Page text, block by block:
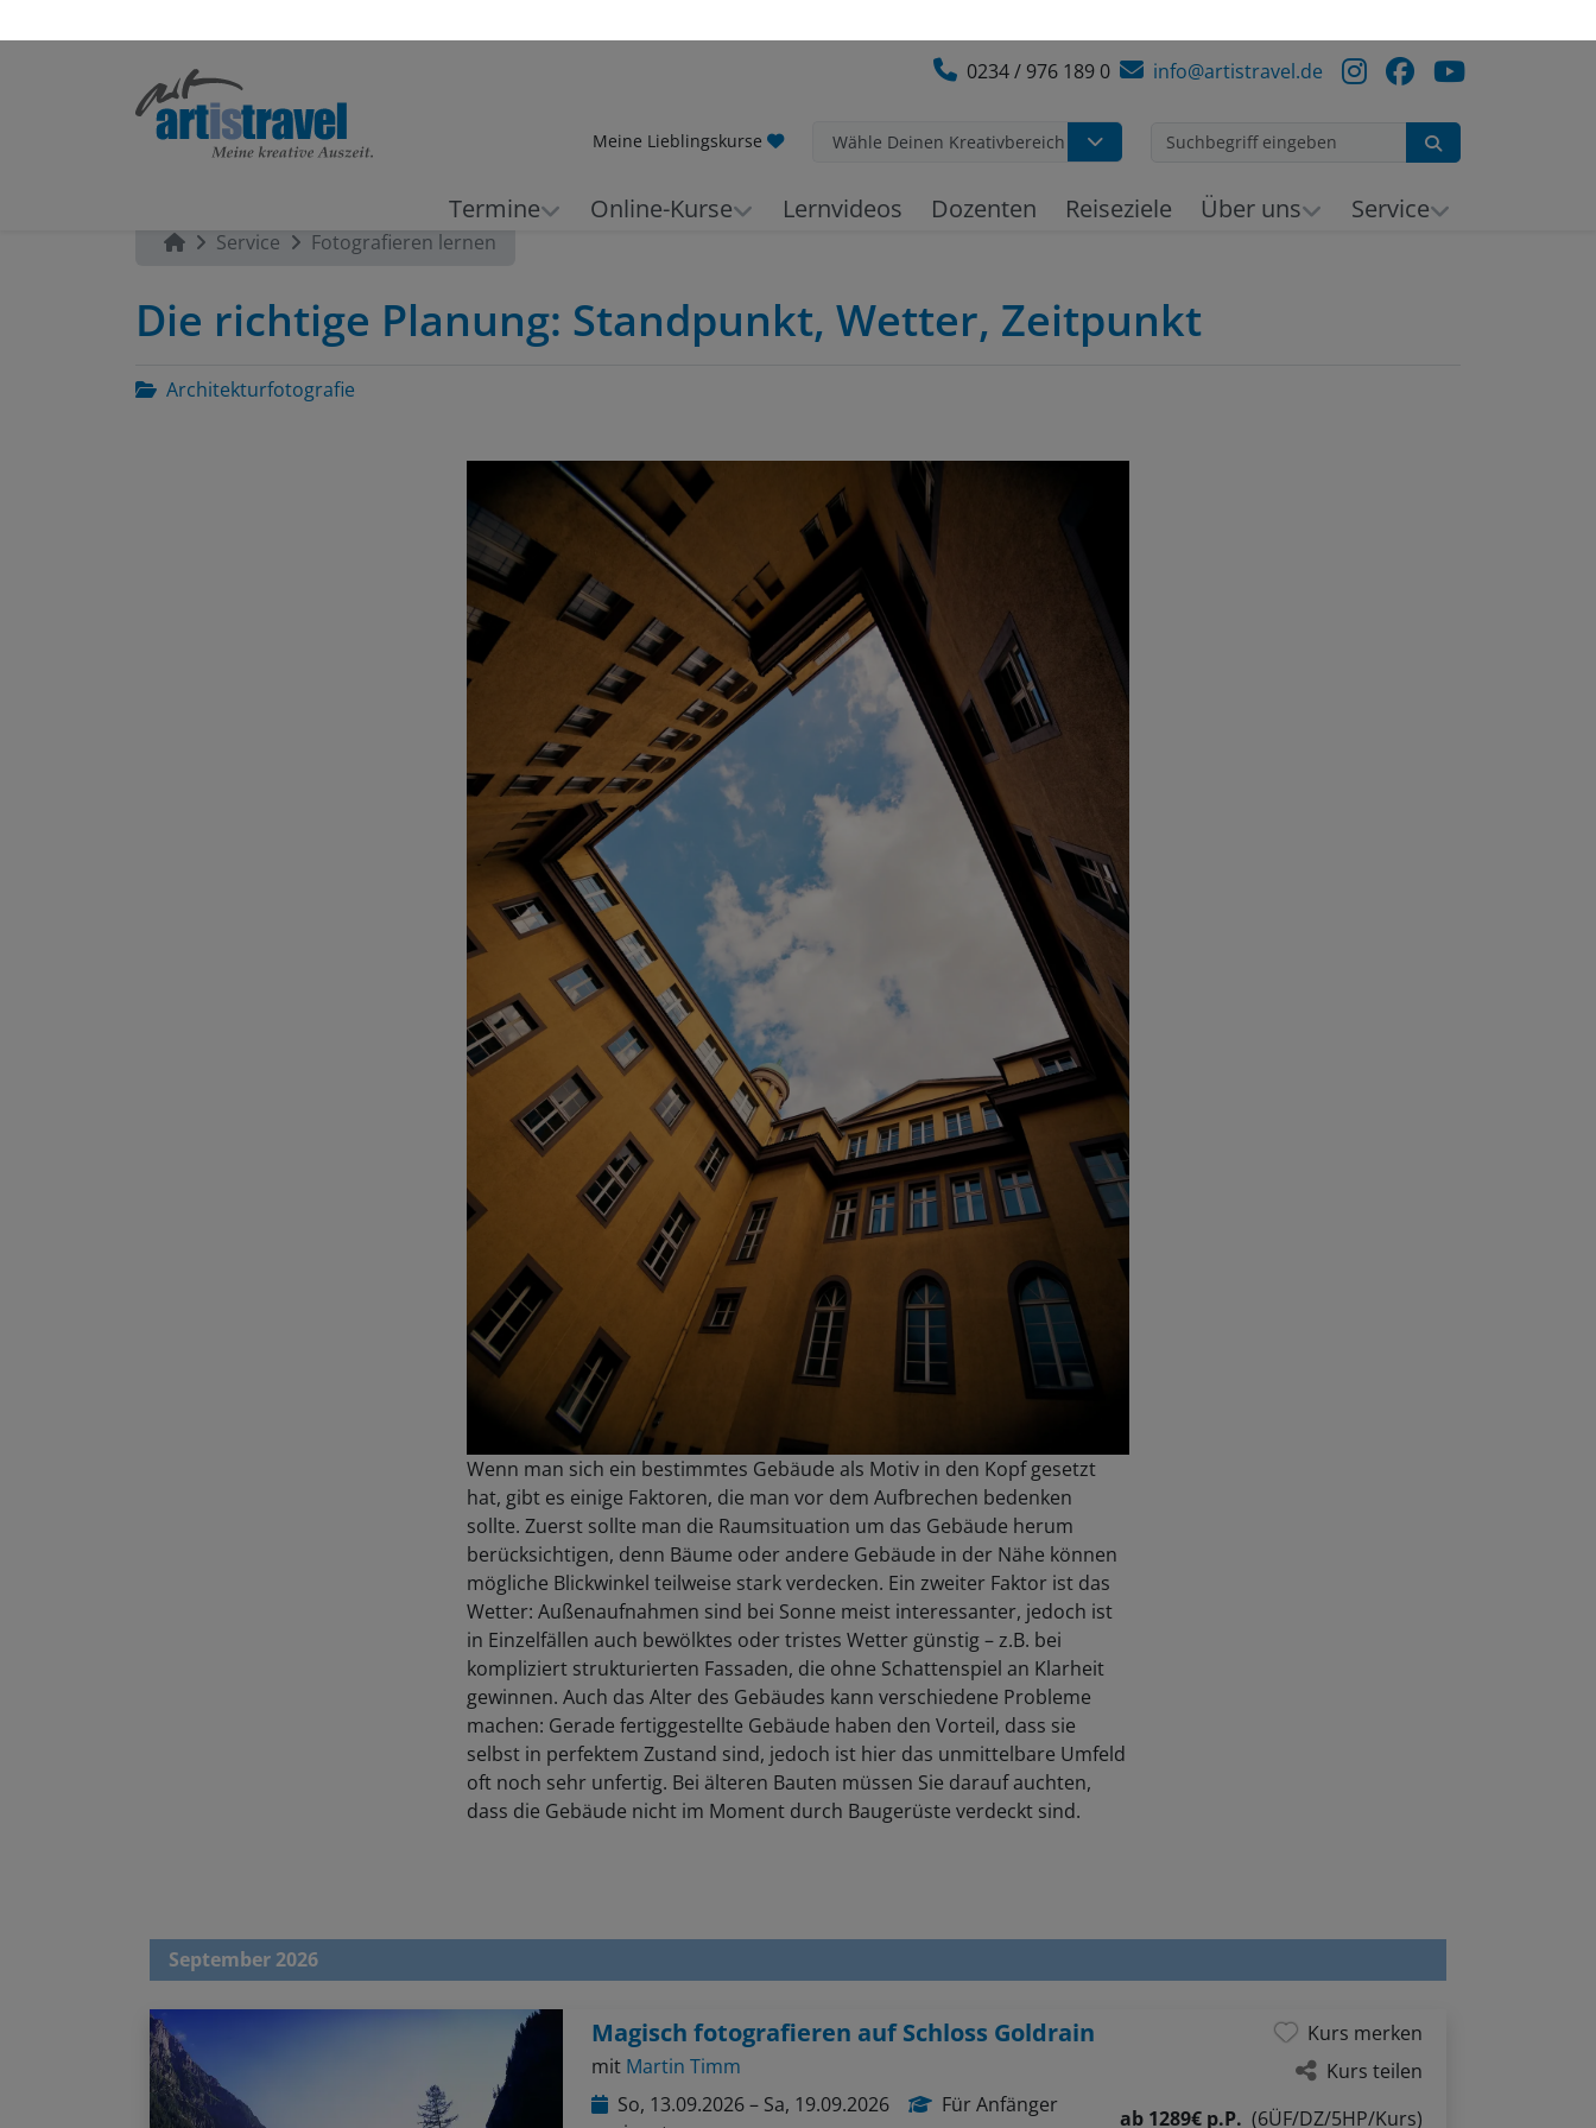
Reiseziele Service
Service Fotografieren lernen
Die richtige Planung: Standpunkt, Wetter, Zeitpunkt
Architekturfotografie
Wenn man sich ein bestimmtes Gebäude als Motiv in den Kopf gesetzt
hat, gibt es einige Faktoren, die man vor dem Aufbrechen bedenken
sollte. Zuerst sollte man die Raumsituation um das Gebäude herum
berücksichtigen, denn Bäume oder andere Gebäude in der Nähe können
mögliche Blickwinkel teilweise stark verdecken. Ein zweiter Faktor ist das
Wetter: Außenaufnahmen sind bei Sonne meist interessanter, jedoch ist
in Einzelfällen auch bewölktes oder tristes Wetter günstig – z.B. bei
kompliziert strukturierten Fassaden, die ohne Schattenspiel an Klarheit
gewinnen. Auch das Alter des Gebäudes kann verschiedene Probleme
machen: Gerade fertiggestellte Gebäude haben den Vorteil, dass sie
selbst in perfektem Zustand sind, jedoch ist hier das unmittelbare Umfeld
oft noch sehr unfertig. Bei älteren Bauten müssen Sie darauf auchten,
dass die Gebäude nicht im Moment durch Baugerüste verdeckt sind.
September 2026
Magisch fotografieren auf Schloss Goldrain
mit Martin Timm
So, 13.09.2026 – Sa, 19.09.2026
Für Anfänger
Kurs merken
Kurs teilen
ab 1289€ p.P. (6ÜF/DZ/5HP/Kurs)